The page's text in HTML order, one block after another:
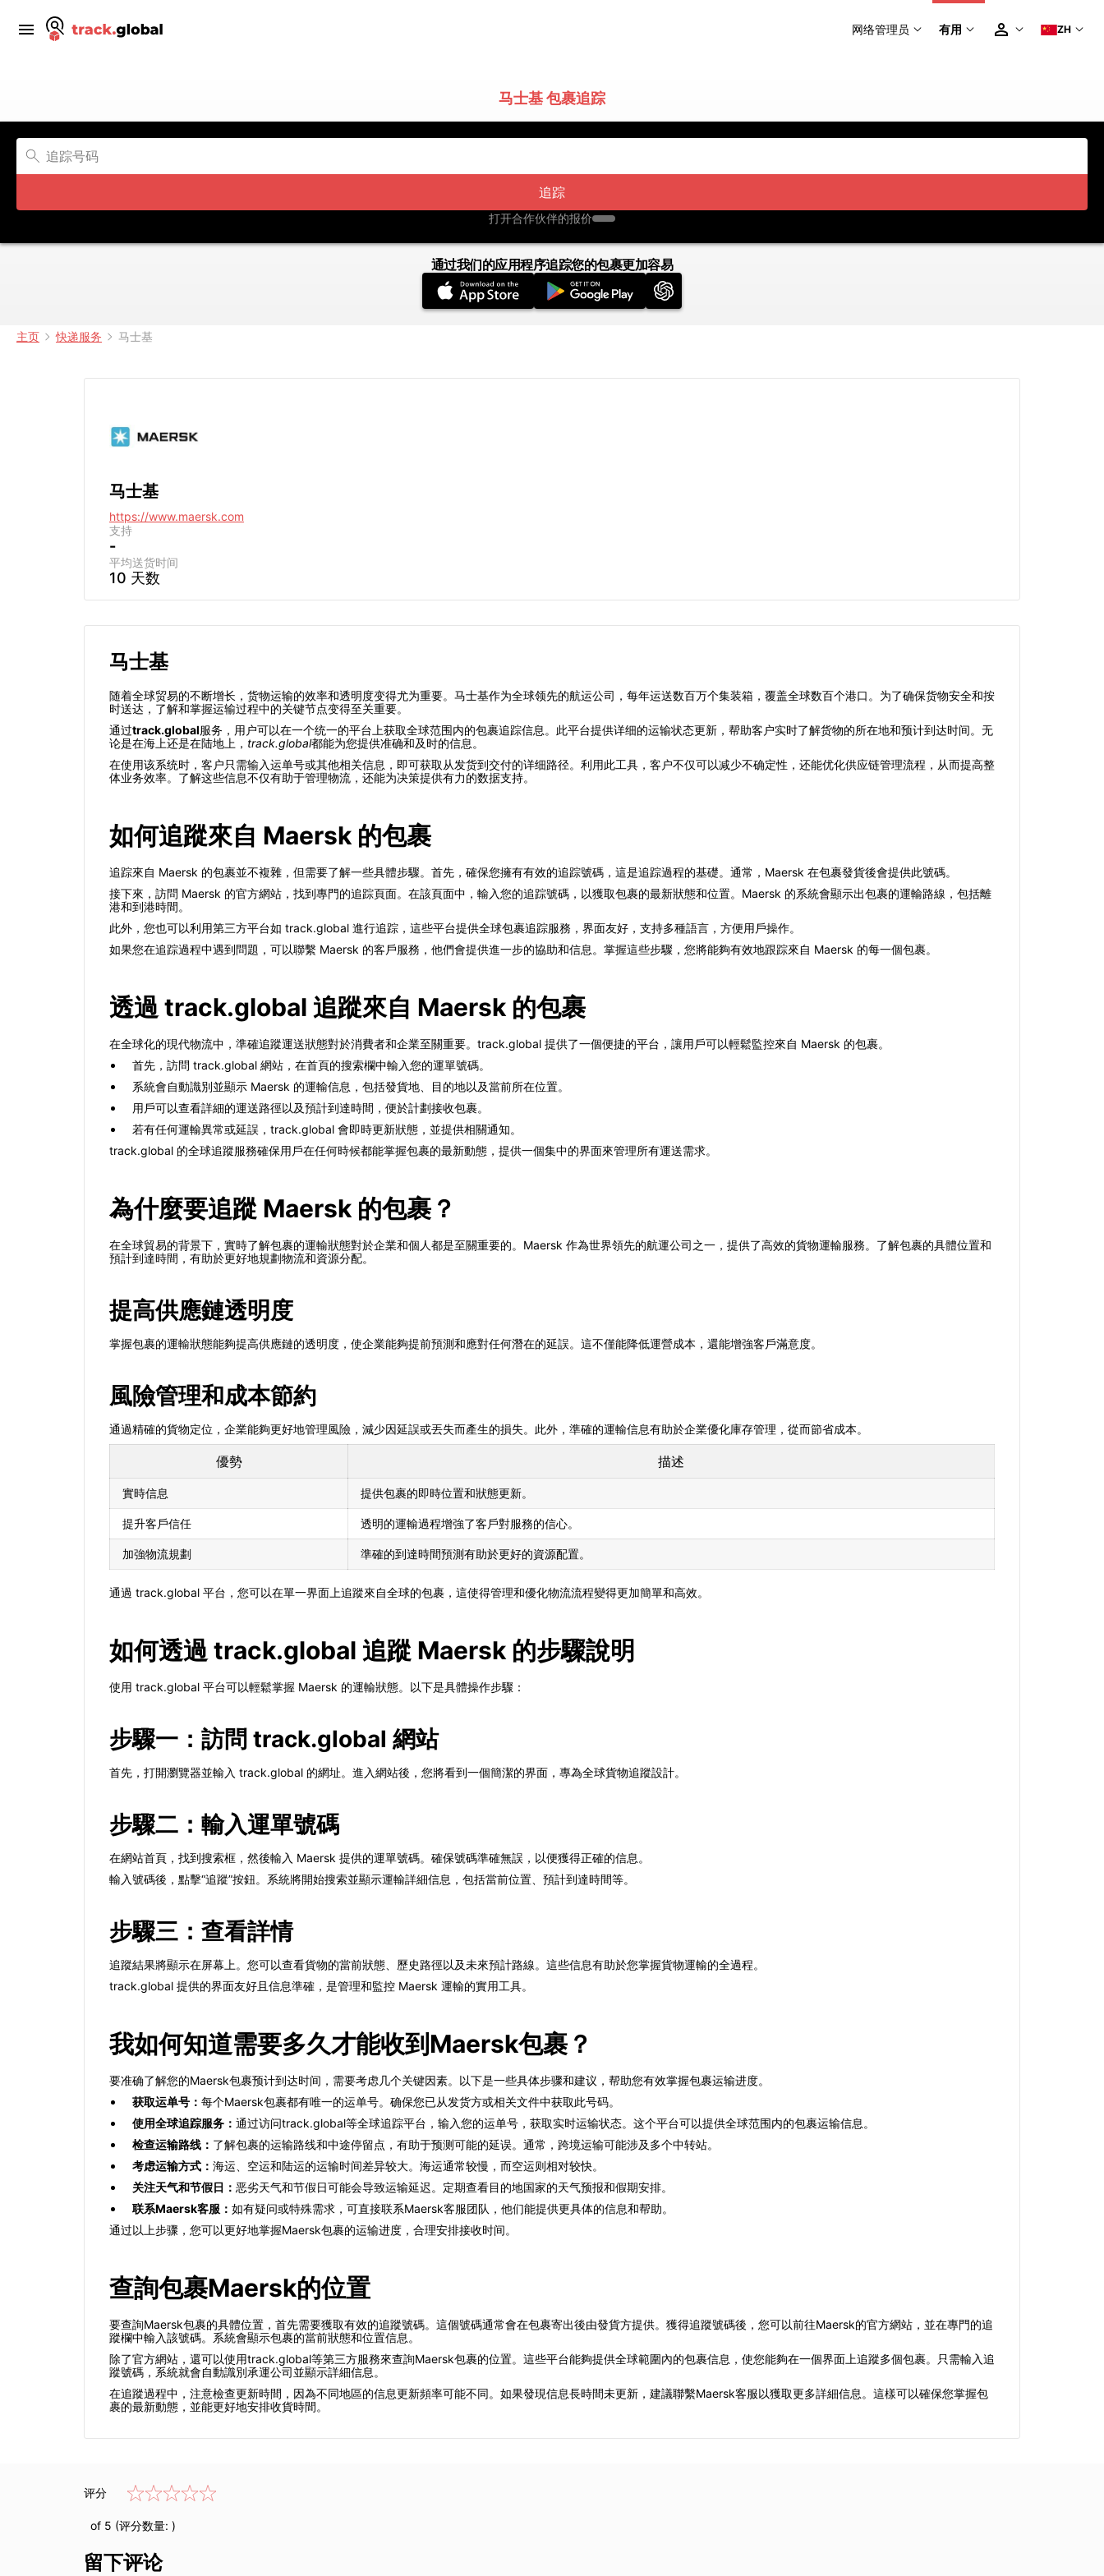
网络管理员 有用 ZH
马士基 包裹追踪
追踪
打开合作伙伴的报价
通过我们的应用程序追踪您的包裹更加容易
主页 快递服务 马士基
马士基
https://www.maersk.com
支持
-
平均送货时间
10 天数
马士基
随着全球贸易的不断增长，货物运输的效率和透明度变得尤为重要。马士基作为全球领先的航运公司，每年运送数百万个集装箱，覆盖全球数百个港口。为了确保货物安全和按
时送达，了解和掌握运输过程中的关键节点变得至关重要。
通过track.global服务，用户可以在一个统一的平台上获取全球范围内的包裹追踪信息。此平台提供详细的运输状态更新，帮助客户实时了解货物的所在地和预计到达时间。无
论是在海上还是在陆地上， track.global都能为您提供准确和及时的信息。
在使用该系统时，客户只需输入运单号或其他相关信息，即可获取从发货到交付的详细路径。利用此工具，客户不仅可以减少不确定性，还能优化供应链管理流程，从而提高整
体业务效率。了解这些信息不仅有助于管理物流，还能为决策提供有力的数据支持。
如何追蹤來自 Maersk 的包裹
追踪來自 Maersk 的包裹並不複雜，但需要了解一些具體步驟。首先，確保您擁有有效的追踪號碼，這是追踪過程的基礎。通常，Maersk 在包裹發貨後會提供此號碼。
接下來，訪問 Maersk 的官方網站，找到專門的追踪頁面。在該頁面中，輸入您的追踪號碼，以獲取包裹的最新狀態和位置。Maersk 的系統會顯示出包裹的運輸路線，包括離
港和到港時間。
此外，您也可以利用第三方平台如 track.global 進行追踪，這些平台提供全球包裹追踪服務，界面友好，支持多種語言，方便用戶操作。
如果您在追踪過程中遇到問題，可以聯繫 Maersk 的客戶服務，他們會提供進一步的協助和信息。掌握這些步驟，您將能夠有效地跟踪來自 Maersk 的每一個包裹。
透過 track.global 追蹤來自 Maersk 的包裹
在全球化的現代物流中，準確追蹤運送狀態對於消費者和企業至關重要。track.global 提供了一個便捷的平台，讓用戶可以輕鬆監控來自 Maersk 的包裹。
首先，訪問 track.global 網站，在首頁的搜索欄中輸入您的運單號碼。
系統會自動識別並顯示 Maersk 的運輸信息，包括發貨地、目的地以及當前所在位置。
用戶可以查看詳細的運送路徑以及預計到達時間，便於計劃接收包裹。
若有任何運輸異常或延誤，track.global 會即時更新狀態，並提供相關通知。
track.global 的全球追蹤服務確保用戶在任何時候都能掌握包裹的最新動態，提供一個集中的界面來管理所有運送需求。
為什麼要追蹤 Maersk 的包裹？
在全球貿易的背景下，實時了解包裹的運輸狀態對於企業和個人都是至關重要的。Maersk 作為世界領先的航運公司之一，提供了高效的貨物運輸服務。了解包裹的具體位置和
預計到達時間，有助於更好地規劃物流和資源分配。
提高供應鏈透明度
掌握包裹的運輸狀態能夠提高供應鏈的透明度，使企業能夠提前預測和應對任何潛在的延誤。這不僅能降低運營成本，還能增強客戶滿意度。
風險管理和成本節約
通過精確的貨物定位，企業能夠更好地管理風險，減少因延誤或丟失而產生的損失。此外，準確的運輸信息有助於企業優化庫存管理，從而節省成本。
優勢 描述
實時信息 提供包裹的即時位置和狀態更新。
提升客戶信任 透明的運輸過程增強了客戶對服務的信心。
加強物流規劃 準確的到達時間預測有助於更好的資源配置。
通過 track.global 平台，您可以在單一界面上追蹤來自全球的包裹，這使得管理和優化物流流程變得更加簡單和高效。
如何透過 track.global 追蹤 Maersk 的步驟說明
使用 track.global 平台可以輕鬆掌握 Maersk 的運輸狀態。以下是具體操作步驟：
步驟一：訪問 track.global 網站
首先，打開瀏覽器並輸入 track.global 的網址。進入網站後，您將看到一個簡潔的界面，專為全球貨物追蹤設計。
步驟二：輸入運單號碼
在網站首頁，找到搜索框，然後輸入 Maersk 提供的運單號碼。確保號碼準確無誤，以便獲得正確的信息。
輸入號碼後，點擊“追蹤”按鈕。系統將開始搜索並顯示運輸詳細信息，包括當前位置、預計到達時間等。
步驟三：查看詳情
追蹤結果將顯示在屏幕上。您可以查看貨物的當前狀態、歷史路徑以及未來預計路線。這些信息有助於您掌握貨物運輸的全過程。
track.global 提供的界面友好且信息準確，是管理和監控 Maersk 運輸的實用工具。
我如何知道需要多久才能收到Maersk包裹？
要准确了解您的Maersk包裹预计到达时间，需要考虑几个关键因素。以下是一些具体步骤和建议，帮助您有效掌握包裹运输进度。
获取运单号： 每个Maersk包裹都有唯一的运单号。确保您已从发货方或相关文件中获取此号码。
使用全球追踪服务： 通过访问track.global等全球追踪平台，输入您的运单号，获取实时运输状态。这个平台可以提供全球范围内的包裹运输信息。
检查运输路线： 了解包裹的运输路线和中途停留点，有助于预测可能的延误。通常，跨境运输可能涉及多个中转站。
考虑运输方式： 海运、空运和陆运的运输时间差异较大。海运通常较慢，而空运则相对较快。
关注天气和节假日： 恶劣天气和节假日可能会导致运输延迟。定期查看目的地国家的天气预报和假期安排。
联系Maersk客服： 如有疑问或特殊需求，可直接联系Maersk客服团队，他们能提供更具体的信息和帮助。
通过以上步骤，您可以更好地掌握Maersk包裹的运输进度，合理安排接收时间。
查詢包裹Maersk的位置
要查詢Maersk包裹的具體位置，首先需要獲取有效的追蹤號碼。這個號碼通常會在包裹寄出後由發貨方提供。獲得追蹤號碼後，您可以前往Maersk的官方網站，並在專門的追
蹤欄中輸入該號碼。系統會顯示包裹的當前狀態和位置信息。
除了官方網站，還可以使用track.global等第三方服務來查詢Maersk包裹的位置。這些平台能夠提供全球範圍內的包裹信息，使您能夠在一個界面上追蹤多個包裹。只需輸入追
蹤號碼，系統就會自動識別承運公司並顯示詳細信息。
在追蹤過程中，注意檢查更新時間，因為不同地區的信息更新頻率可能不同。如果發現信息長時間未更新，建議聯繫Maersk客服以獲取更多詳細信息。這樣可以確保您掌握包
裹的最新動態，並能更好地安排收貨時間。
评分
of 5 (评分数量: )
留下评论